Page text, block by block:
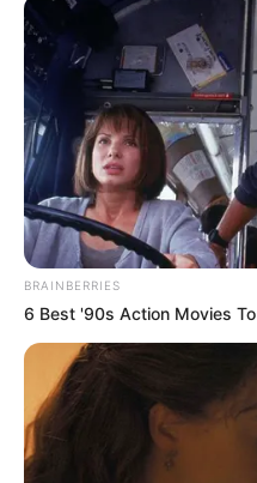
BRAINBERRIES
6 Best '90s Action Movies